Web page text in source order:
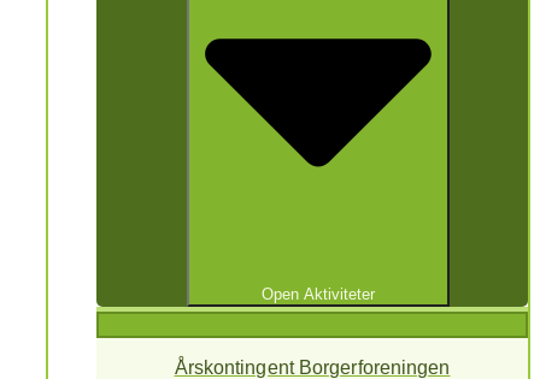
Open Aktiviteter
Årskontingent Borgerforeningen